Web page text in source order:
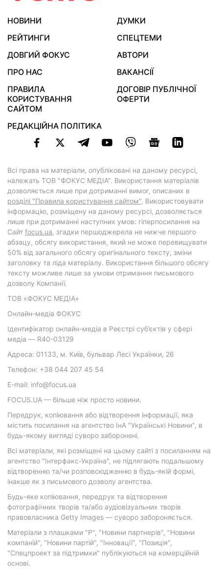
НОВИНИ
ДУМКИ
РЕЙТИНГИ
СПЕЦТЕМИ
ДОВГИЙ ФОКУС
АВТОРИ
ПРО НАС
ВАКАНСІЇ
ПРАВИЛА
КОРИСТУВАННЯ
САЙТОМ
ДОГОВІР ПУБЛІЧНОЇ
ОФЕРТИ
РЕДАКЦІЙНА ПОЛІТИКА
Всі права на матеріали, опубліковані на даному ресурсі,
належать ТОВ "ФОКУС МЕДІА". Використання матеріалів
дозволяється лише при дотриманні вимог, описаних в
розділі "Правила користування сайтом". Використовувати
інформацію, розміщену на даному ресурсі, дозволяється
лише при дотриманні наступних умов: гіперпосилання на
Cайт focus.ua, згадки першоджерела не нижче першого
абзацу, обсягу використання, який не може перевищувати
50% від загального обсягу оригінального тексту, зміни
заголовку та ліда матеріалу. Використання більшого обсягу
тексту можливе лише за умови отримання письмового
дозволу Компанії.
ТОВ «ФОКУС МЕДІА»
Онлайн-медіа ФОКУС
Ідентифікатор онлайн-медіа в Реєстрі суб’єктів у сфері
медіа — R40-03129
Адреса: 01133, м. Київ, бульвар Лесі Українки, 26
Телефон: +38 044 207 45 54
E-mail: info@focus.ua
FOCUS.UA — більше ніж просто новини.
Передрук, копіювання або відтворення інформації, яка
містить посилання на агентство ІнА "Українські Новини", в
будь-якому вигляді суворо заборонені.
Всі матеріали, які розміщені на цьому сайті з посиланням на
агентство "Інтерфакс-Україна", не підлягають подальшому
відтворенню та/чи розповсюдженню в будь-якій формі,
інакше як з письмового дозволу агентства.
Будь-яке копіювання, передрук та відтворення
фотографічних творів та/або аудіовізуальних творів
правовласника Getty Images — суворо забороняється.
Матеріали з плашками "Р", "Новини партнерів", "Новини
компаній", "Новини партій", "Інновації", "Позиція",
"Спецпроект за підтримки" публікуються на комерційній
основі.